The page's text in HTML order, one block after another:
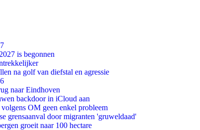
is begonnen
na golf van diefstal en agressie
naar Eindhoven
backdoor in iCloud aan
OM geen enkel probleem
grensaanval door migranten 'gruweldaad'
groeit naar 100 hectare